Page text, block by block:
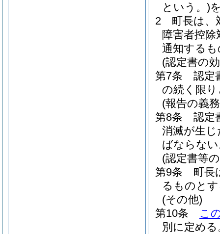
という。)
2
町長は、
障害者控
通知する
(認定書の
第7条
認定
の続く限
(報告の義
第8条
認定
消滅が生
ばならな
(認定書等
第9条
町長
るものと
(その他)
第10条
こ
別に定める